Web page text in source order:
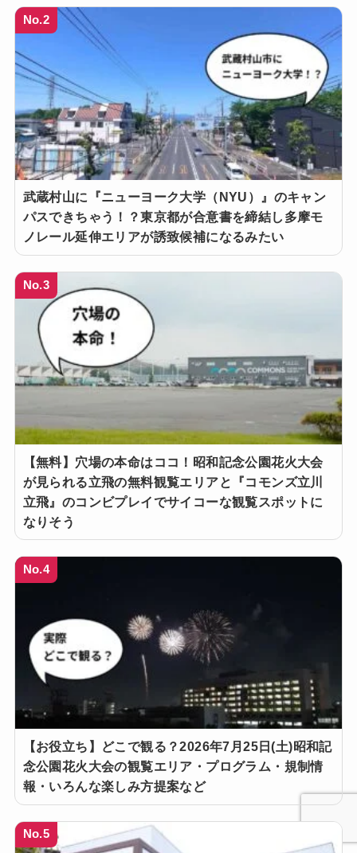
No.2
武蔵村山に『ニューヨーク大学（NYU）』のキャン
パスできちゃう！？東京都が合意書を締結し多摩モ
ノレール延伸エリアが誘致候補になるみたい
No.3
【無料】穴場の本命はココ！昭和記念公園花火大会
が見られる立飛の無料観覧エリアと『コモンズ立川
立飛』のコンビプレイでサイコーな観覧スポットに
なりそう
No.4
【お役立ち】どこで観る？2026年7月25日(土)昭和記
念公園花火大会の観覧エリア・プログラム・規制情
報・いろんな楽しみ方提案など
No.5